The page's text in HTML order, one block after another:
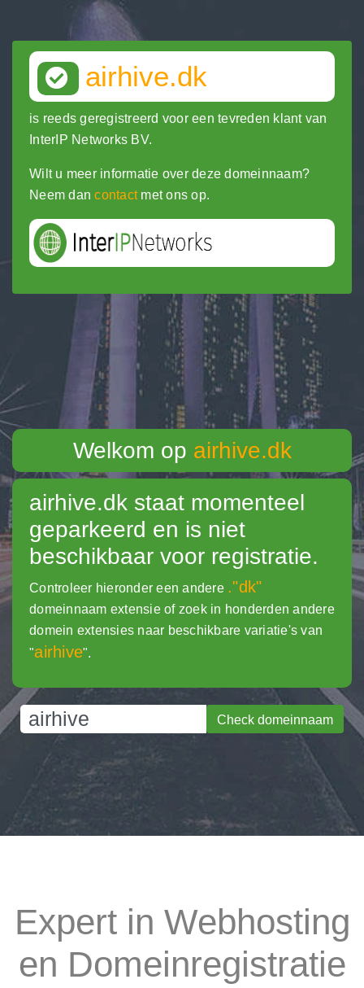
airhive.dk
is reeds geregistreerd voor een tevreden klant van
InterIP Networks BV.
Wilt u meer informatie over deze domeinnaam?
Neem dancontactmet ons op.
Welkom op airhive.dk
airhive.dk staat momenteel
geparkeerd en is niet
beschikbaar voor registratie.
Controleer hieronder een andere ."dk"
domeinnaam extensie of zoek in honderden andere
domein extensies naar beschikbare variatie's van
"airhive".
Check domeinnaam
Expert in Webhosting
en Domeinregistratie